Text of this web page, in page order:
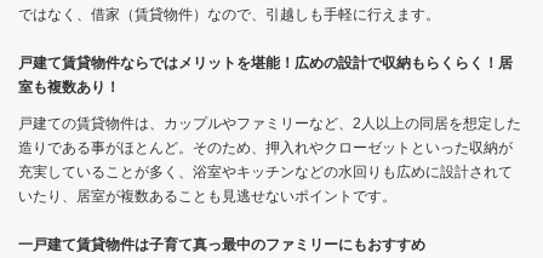
ではなく、借家（賃貸物件）なので、引越しも手軽に行えます。
戸建て賃貸物件ならではメリットを堪能！広めの設計で収納もらくらく！居
室も複数あり！
戸建ての賃貸物件は、カップルやファミリーなど、2人以上の同居を想定した
造りである事がほとんど。そのため、押入れやクローゼットといった収納が
充実していることが多く、浴室やキッチンなどの水回りも広めに設計されて
いたり、居室が複数あることも見逃せないポイントです。
一戸建て賃貸物件は子育て真っ最中のファミリーにもおすすめ